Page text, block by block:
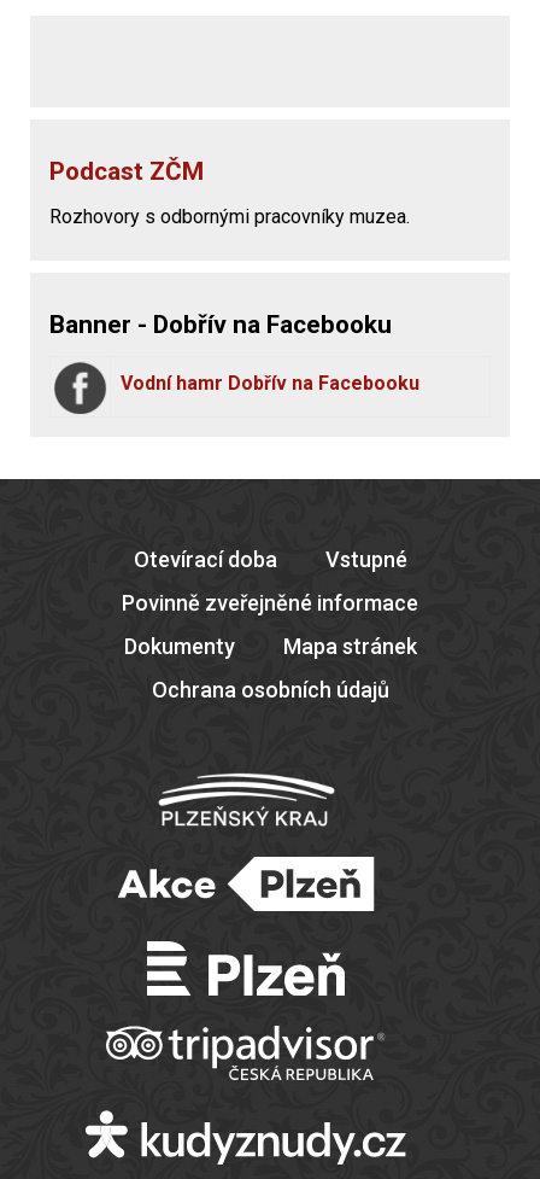
Podcast ZČM
Rozhovory s odbornými pracovníky muzea.
Banner - Dobřív na Facebooku
Vodní hamr Dobřív na Facebooku
Otevírací doba
Vstupné
Povinně zveřejněné informace
Dokumenty
Mapa stránek
Ochrana osobních údajů